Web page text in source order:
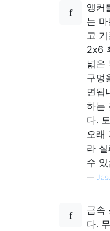
앵커
는
고
2x6
넓은
구멍
면됩
하는
다.
오래
라
수
—
금속
다.